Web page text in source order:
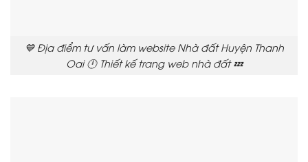
💙 Địa điểm tư vấn làm website Nhà đất Huyện Thanh
Oai 🕛 Thiết kế trang web nhà đất 💤